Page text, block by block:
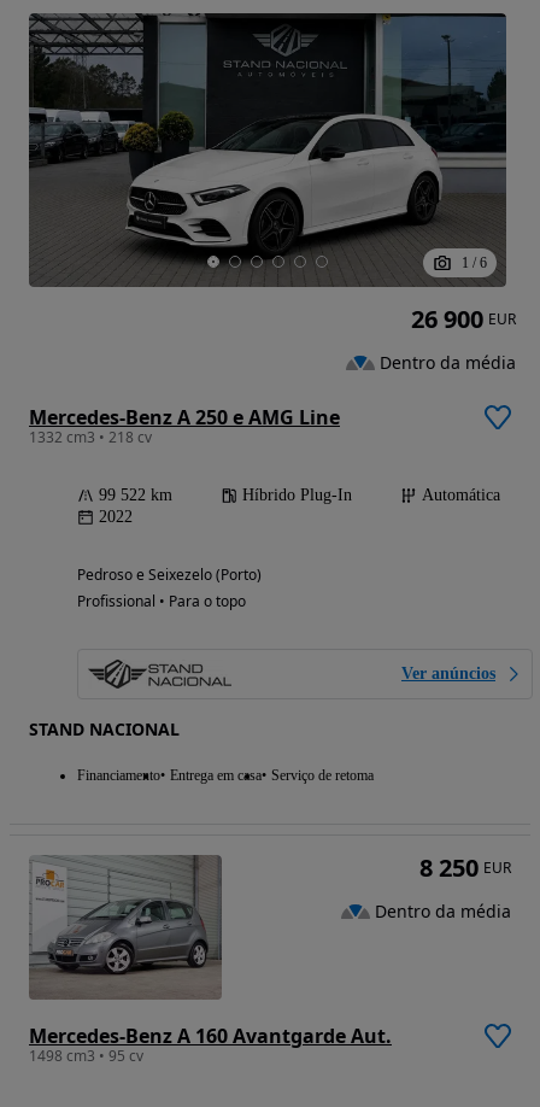
1 / 6
Mercedes-Benz A 250 e AMG Line
1332 cm3 • 218 cv
99 522 km Híbrido Plug-In
Automática
2022
Pedroso e Seixezelo (Porto)
Profissional • Para o topo
Ver anúncios
STAND NACIONAL
Financiamento Entrega em casa Serviço de retoma
26 900 EUR
Dentro da média
Mercedes-Benz A 160 Avantgarde Aut.
1498 cm3 • 95 cv
8 250 EUR
Dentro da média